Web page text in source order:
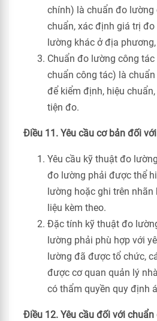
chính) là chuẩn đo lường
chuẩn, xác định giá trị
lường khác ở địa
Chuẩn đo lường công
chuẩn công tác) là
để kiểm định, hiệu
tiện đo.
Điều 11. Yêu cầu cơ bản đối
Yêu cầu kỹ thuật đo
đo lường phải được thể
lường hoặc ghi trên nhãn
liệu kèm theo.
Đặc tính kỹ thuật đo
lường phải phù hợp với
lường đã được tổ chức,
được cơ quan quản lý
có thẩm quyền quy định
Điều 12. Yêu cầu đối với chuẩn